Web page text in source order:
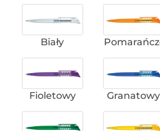
Biały
Fioletowy Granatowy